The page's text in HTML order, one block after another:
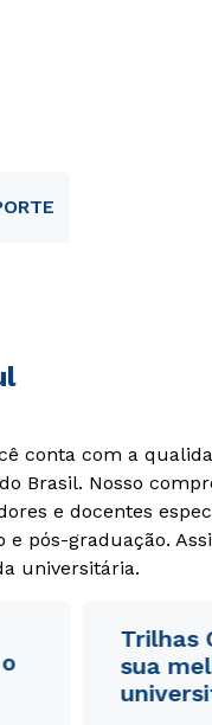
conta com a
Brasil. Nosso
e docentes
pós-graduação.
universitária.
Trilhas
sua